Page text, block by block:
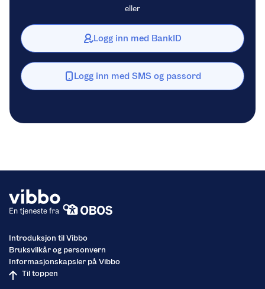
eller
Logg inn med BankID
Logg inn med SMS og passord
Introduksjon til Vibbo
Bruksvilkår og personvern
Informasjonskapsler på Vibbo
Til toppen